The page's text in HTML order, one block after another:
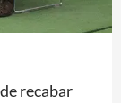
recabar